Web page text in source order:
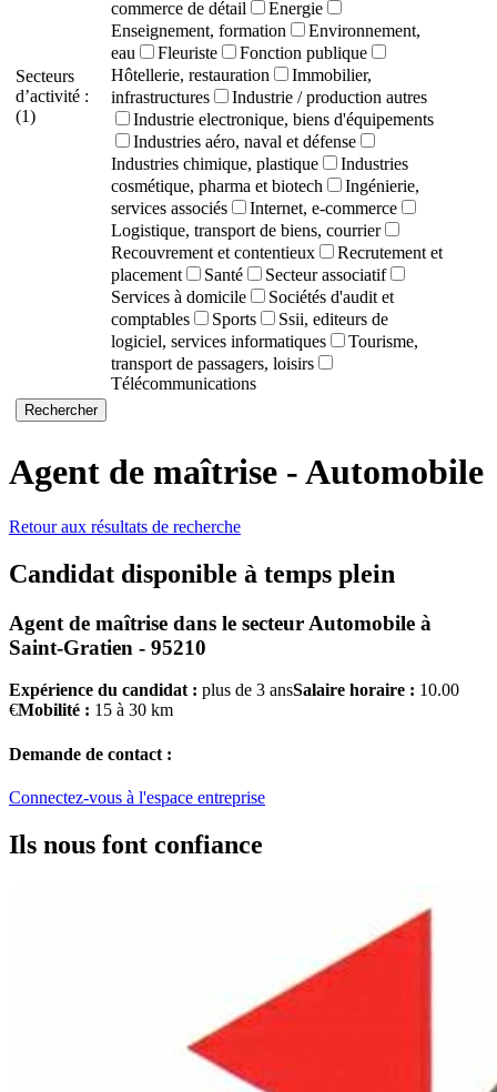
Secteurs
d’activité :
(1)
commerce de détail
Energie
Enseignement, formation
Environnement,
eau
Fleuriste
Fonction publique
Hôtellerie, restauration
Immobilier,
infrastructures
Industrie / production autres
Industrie electronique, biens d'équipements
Industries aéro, naval et défense
Industries chimique, plastique
Industries
cosmétique, pharma et biotech
Ingénierie,
services associés
Internet, e-commerce
Logistique, transport de biens, courrier
Recouvrement et contentieux
Recrutement et
placement
Santé
Secteur associatif
Services à domicile
Sociétés d'audit et
comptables
Sports
Ssii, editeurs de
logiciel, services informatiques
Tourisme,
transport de passagers, loisirs
Télécommunications
Agent de maîtrise - Automobile
Retour aux résultats de recherche
Candidat disponible à temps plein
Agent de maîtrise dans le secteur Automobile à
Saint-Gratien - 95210
Expérience du candidat : plus de 3 ansSalaire horaire : 10.00
€Mobilité : 15 à 30 km
Demande de contact :
Connectez-vous à l'espace entreprise
Ils nous font confiance